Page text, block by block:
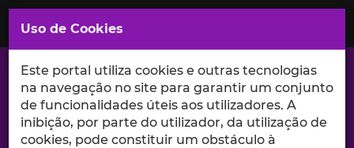
Saltar
para
Conteúdo
Principal
A excelência da investigação e ciência no Iscte
Uso de Cookies
Este portal utiliza cookies e outras tecnologias
na navegação no site para garantir um conjunto
de funcionalidades úteis aos utilizadores. A
inibição, por parte do utilizador, da utilização de
cookies, pode constituir um obstáculo à